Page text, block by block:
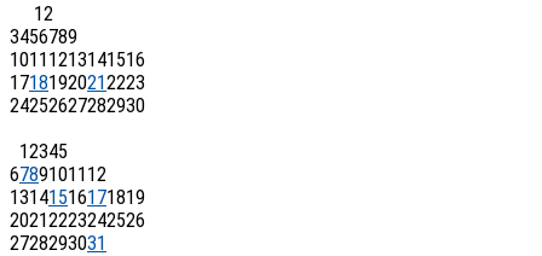
12
3456789
10111213141516
17181920212223
24252627282930
12345
6789101112
13141516171819
20212223242526
2728293031